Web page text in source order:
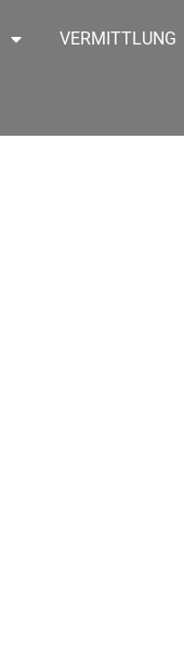
VERMITTLUNG